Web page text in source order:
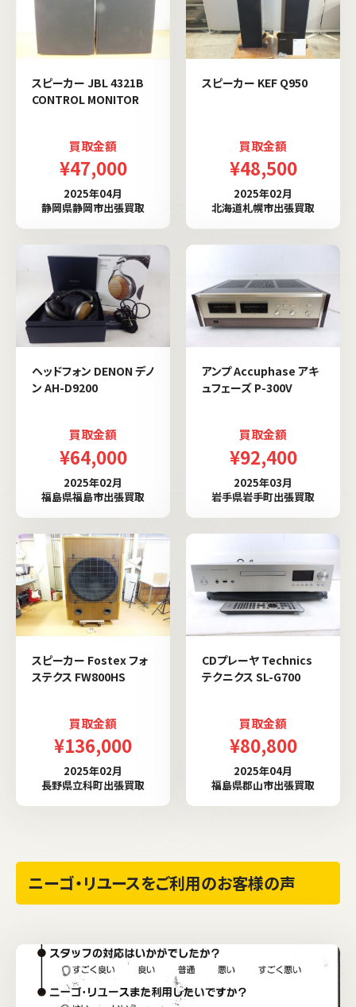
スピーカー JBL 4321B
CONTROL MONITOR
買取金額
¥47,000
2025年04月
静岡県静岡市出張買取
スピーカー KEF Q950
買取金額
¥48,500
2025年02月
北海道札幌市出張買取
ヘッドフォン DENON デノ
ン AH-D9200
買取金額
¥64,000
2025年02月
福島県福島市出張買取
アンプ Accuphase アキ
ュフェーズ P-300V
買取金額
¥92,400
2025年03月
岩手県岩手町出張買取
スピーカー Fostex フォ
ステクス FW800HS
買取金額
¥136,000
2025年02月
長野県立科町出張買取
CDプレーヤ Technics
テクニクス SL-G700
買取金額
¥80,800
2025年04月
福島県郡山市出張買取
ニーゴ・リユースをご利用のお客様の声